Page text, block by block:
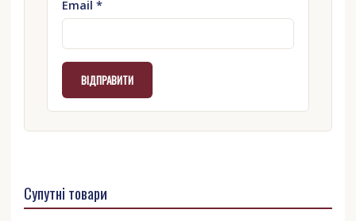
Email *
Супутні товари